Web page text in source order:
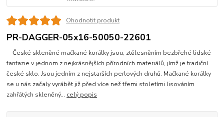
Ohodnotit produkt
PR-DAGGER-05x16-50050-22601
České skleněné mačkané korálky jsou, ztělesněním bezbřehé lidské
fantazie v jednom z nejkrásnějších přírodních materiálů, jímž je tradiční
české sklo. Jsou jedním z nejstarších perlových druhů. Mačkané korálky
se u nás začaly vyrábět již před více než třemi stoletími lisováním
zahřátých skleněný... celý popis